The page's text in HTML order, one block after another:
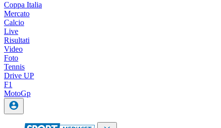
Coppa Italia
Mercato
Calcio
Live
Risultati
Video
Foto
Tennis
Drive UP
F1
MotoGp